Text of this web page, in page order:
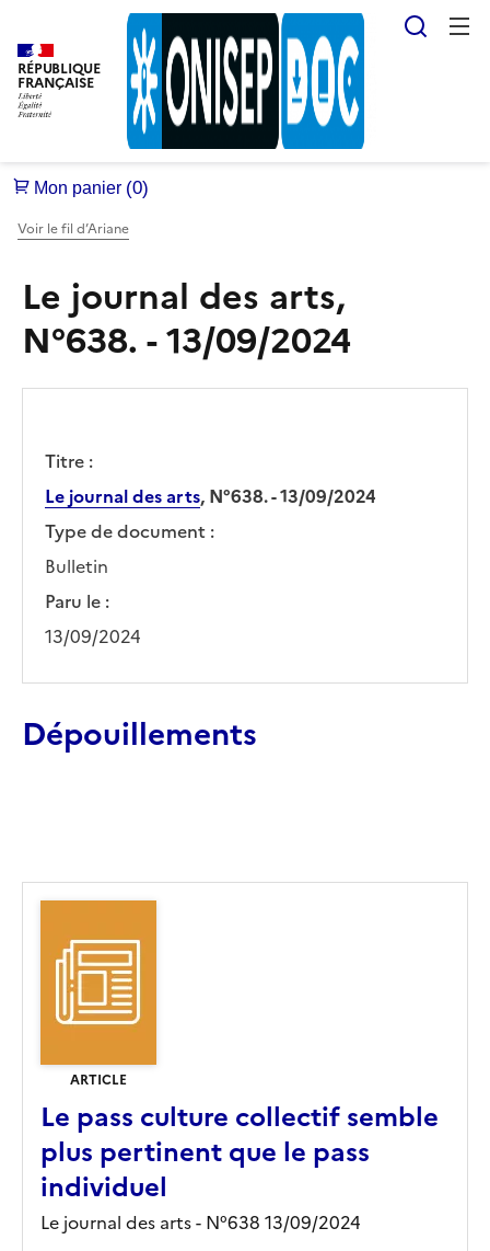
RÉPUBLIQUE
FRANÇAISE
Voir le fil d’Ariane
Le journal des arts,
N°638. - 13/09/2024
Titre :
Le journal des arts, N°638. - 13/09/2024
Type de document :
Bulletin
Paru le :
13/09/2024
Dépouillements
ARTICLE
Le pass culture collectif semble
plus pertinent que le pass
individuel
Le journal des arts - N°638 13/09/2024